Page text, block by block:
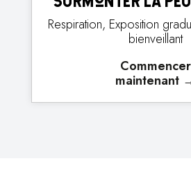
Respiration, Exposition
bienveillant
Commencer
maintenant